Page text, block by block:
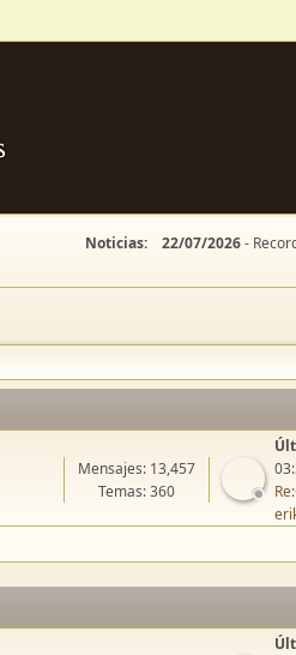
Noticias: 22/07/2026-
Mensajes: 13,457
Temas: 360